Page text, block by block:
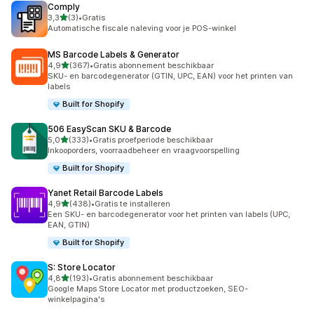
Comply
3,3van 5 sterren
(3)
3 recensies in totaal
•Gratis
Automatische fiscale naleving voor je POS-winkel
MS Barcode Labels & Generator
4,9van 5 sterren
(367)
367 recensies in totaal
•Gratis abonnement beschikbaar
SKU- en barcodegenerator (GTIN, UPC, EAN) voor het printen van
labels
Built for Shopify
506 EasyScan SKU & Barcode
5,0van 5 sterren
(333)
333 recensies in totaal
•Gratis proefperiode beschikbaar
Inkooporders, voorraadbeheer en vraagvoorspelling
Built for Shopify
Yanet Retail Barcode Labels
4,9van 5 sterren
(438)
438 recensies in totaal
•Gratis te installeren
Een SKU- en barcodegenerator voor het printen van labels (UPC,
EAN, GTIN)
Built for Shopify
S: Store Locator
4,8van 5 sterren
(193)
193 recensies in totaal
•Gratis abonnement beschikbaar
Google Maps Store Locator met productzoeken, SEO-
winkelpagina's